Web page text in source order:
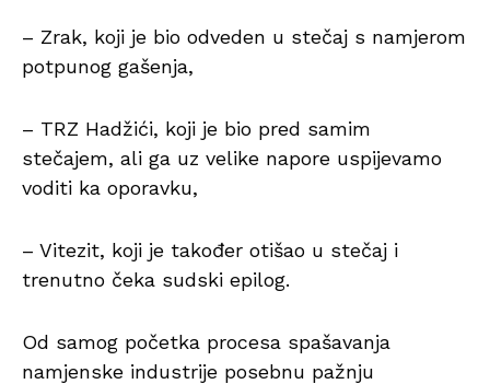
– Zrak, koji je bio odveden u stečaj s namjerom
potpunog gašenja,
– TRZ Hadžići, koji je bio pred samim
stečajem, ali ga uz velike napore uspijevamo
voditi ka oporavku,
– Vitezit, koji je također otišao u stečaj i
trenutno čeka sudski epilog.
Od samog početka procesa spašavanja
namjenske industrije posebnu pažnju